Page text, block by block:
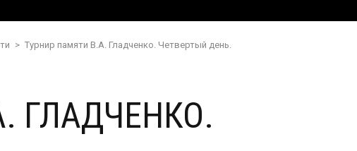
> Турнир памяти В.А. Гладченко. Четвертый день.
ГЛАДЧЕНКО.